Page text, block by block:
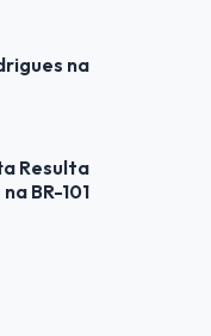
na
Resulta
BR-101